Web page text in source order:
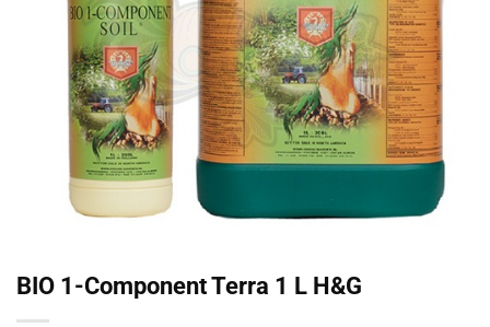
BIO 1-Component Terra 1 L H&G